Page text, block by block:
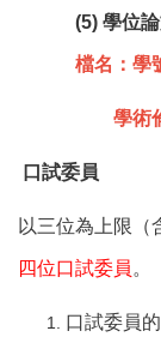
(5) 學位
檔名：學
學術
口試委員
以三位為上限（
四位口試委員 。
口試委員